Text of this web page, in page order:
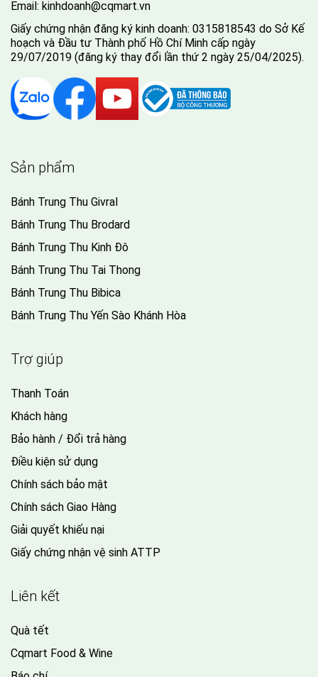
Email: kinhdoanh@cqmart.vn
Giấy chứng nhận đăng ký kinh doanh: 0315818543 do Sở Kế
hoạch và Đầu tư Thành phố Hồ Chí Minh cấp ngày
29/07/2019 (đăng ký thay đổi lần thứ 2 ngày 25/04/2025).
Sản phẩm
Bánh Trung Thu Givral
Bánh Trung Thu Brodard
Bánh Trung Thu Kinh Đô
Bánh Trung Thu Tai Thong
Bánh Trung Thu Bibica
Bánh Trung Thu Yến Sào Khánh Hòa
Trợ giúp
Thanh Toán
Khách hàng
Bảo hành / Đổi trả hàng
Điều kiện sử dụng
Chính sách bảo mật
Chính sách Giao Hàng
Giải quyết khiếu nại
Giấy chứng nhận vệ sinh ATTP
Liên kết
Quà tết
Cqmart Food & Wine